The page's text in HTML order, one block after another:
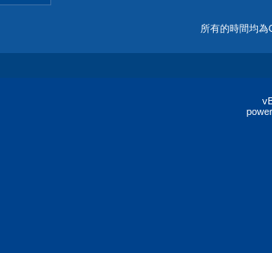
所有的時間均為